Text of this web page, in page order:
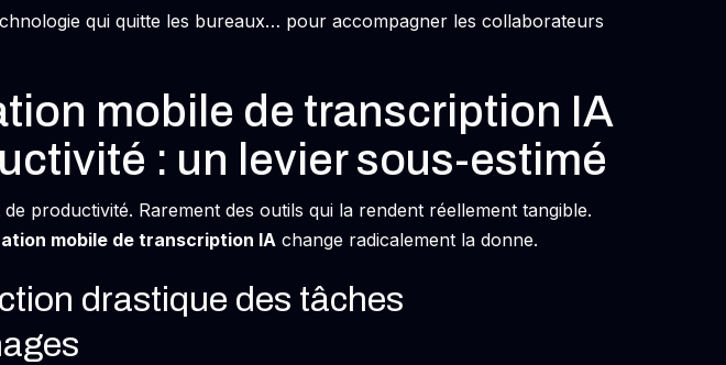
qui quitte les bureaux… pour accompagner les collaborateurs
mobile de transcription IA
: un levier sous-estimé
productivité. Rarement des outils qui la rendent réellement tangible.
mobile de transcription IA change radicalement la donne.
drastique des tâches